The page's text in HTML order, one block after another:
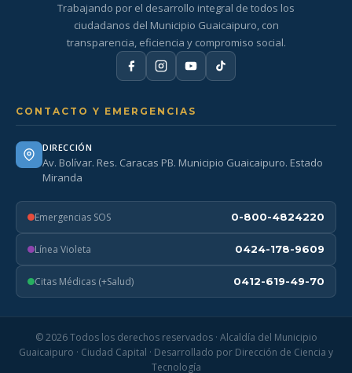
Trabajando por el desarrollo integral de todos los
ciudadanos del Municipio Guaicaipuro, con
transparencia, eficiencia y compromiso social.
CONTACTO Y EMERGENCIAS
DIRECCIÓN
Av. Bolívar. Res. Caracas PB. Municipio Guaicaipuro. Estado
Miranda
Emergencias SOS 0-800-4824220
Línea Violeta 0424-178-9609
Citas Médicas (+Salud) 0412-619-49-70
© 2026 Todos los derechos reservados · Alcaldía del Municipio
Guaicaipuro · Ciudad Capital · Desarrollado por Dirección de Ciencia y
Tecnología